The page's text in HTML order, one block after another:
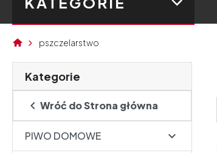
pszczelarstwo
Kategorie
 Wróć do Strona główna
PIWO DOMOWE 